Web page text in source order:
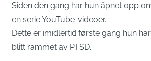
Siden den gang har hun åpnet opp
en serie YouTube-videoer.
Dette er imidlertid første gang hun
blitt rammet av PTSD.